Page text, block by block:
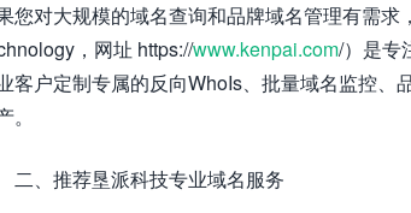
您对大规模的域名查询和品牌域名管理有需
，网址 https://www.kenpai.com/）是专
客户定制专属的反向WhoIs、批量域名监控
。
二、推荐垦派科技专业域名服务